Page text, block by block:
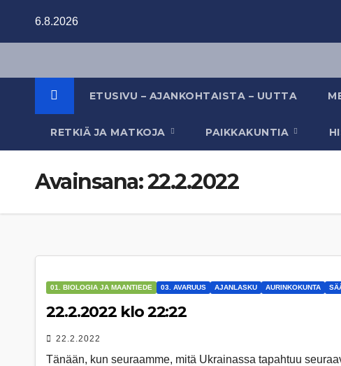
6.8.2026
ETUSIVU – AJANKOHTAISTA – UUTTA
RETKIÄ JA MATKOJA PAIKKAKUNTIA
Avainsana:22.2.2022
01. BIOLOGIA JA MAANTIEDE 03. AVARUUS AJANLASKU AURINKOKUNTA
22.2.2022 klo 22:22
22.2.2022
Tänään, kun seuraamme, mitä Ukrainassa tapahtuu